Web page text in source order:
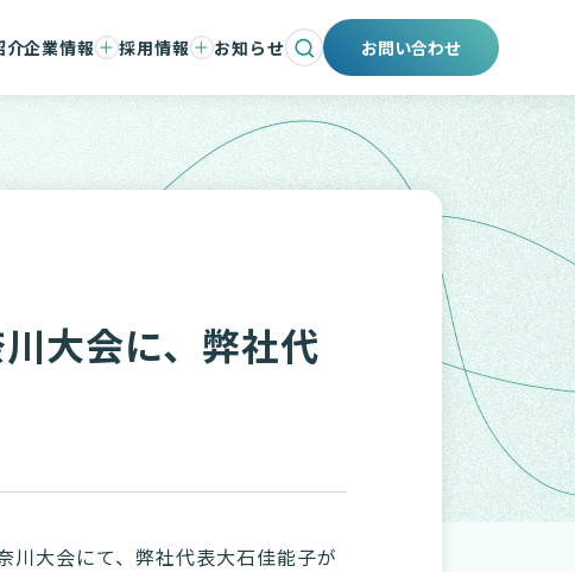
介企業情報
要
ジメントメッセージ
ー紹介
採用情報
会社と事業
職場環境と制度
募集要項
お知らせ お問い合わせ
大会に、弊社代
大会にて、弊社代表大石佳能子が